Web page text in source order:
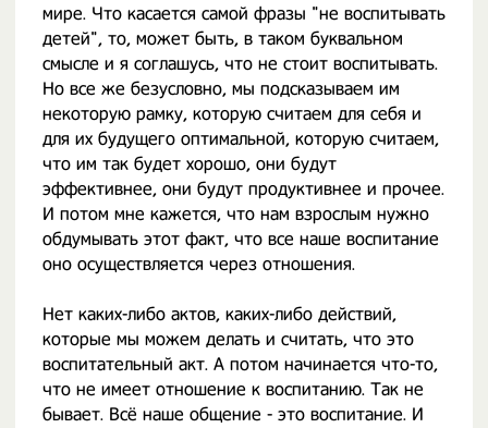
мире. Что касается самой фразы "не воспитывать
детей", то, может быть, в таком буквальном
смысле и я соглашусь, что не стоит воспитывать.
Но все же безусловно, мы подсказываем им
некоторую рамку, которую считаем для себя и
для их будущего оптимальной, которую считаем,
что им так будет хорошо, они будут
эффективнее, они будут продуктивнее и прочее.
И потом мне кажется, что нам взрослым нужно
обдумывать этот факт, что все наше воспитание
оно осуществляется через отношения.
Нет каких-либо актов, каких-либо действий,
которые мы можем делать и считать, что это
воспитательный акт. А потом начинается что-то,
что не имеет отношение к воспитанию. Так не
бывает. Всё наше общение - это воспитание. И